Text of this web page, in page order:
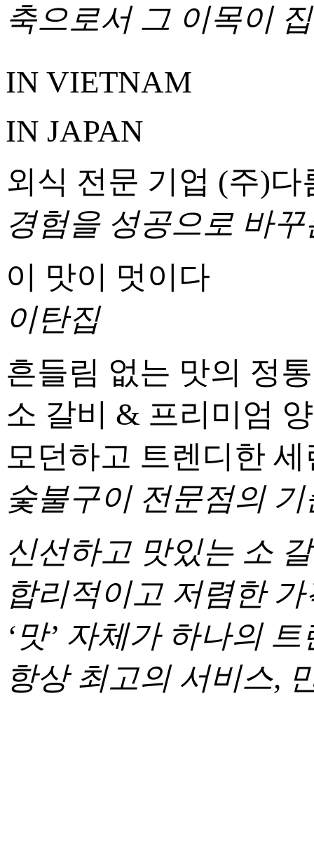
축으로서 그 이목이
IN VIETNAM
IN JAPAN
외식 전문 기업 (주)다
경험을 성공으로 바
이 맛이 멋이다
이탄집
흔들림 없는 맛의 정
소 갈비 & 프리미엄
모던하고 트렌디한
숯불구이 전문점의
신선하고 맛있는 소
합리적이고 저렴한
‘맛’ 자체가 하나의
항상 최고의 서비스,